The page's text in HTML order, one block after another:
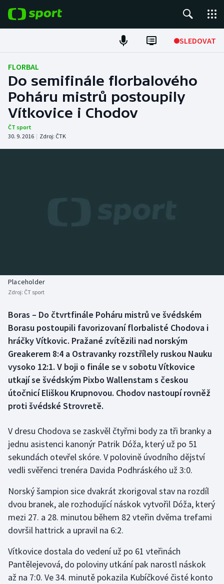
SLEDOVAT
Fotbal
Hokej
Tenis
Atletika
Biatlon
Box
Curling
Dostihy
Florbal
Golf
Gymnastika
Házená
Jezdectví
Krasobruslení
Aplikace ČT sport
FLORBAL
Do semifinále florbalového
Poháru mistrů postoupily
Vítkovice i Chodov
ČT sport
30. 9. 2016 | Zdroj: ČTK
Placeholder
Zdroj: ČT sport
Boras – Do čtvrtfinále Poháru mistrů ve švédském
Borasu postoupili favorizovaní florbalisté Chodova i
hráčky Vítkovic. Pražané zvítězili nad norským
Greakerem 8:4 a Ostravanky rozstřílely ruskou Nauku
vysoko 12:1. V boji o finále se v sobotu Vítkovice
utkají se švédským Pixbo Wallenstam s českou
útočnicí Eliškou Krupnovou. Chodov nastoupí rovněž
proti švédské Strovretě.
V dresu Chodova se zaskvěl čtyřmi body za tři branky a
jednu asistenci kanonýr Patrik Dóža, který už po 51
sekundách otevřel skóre. V polovině úvodního dějství
vedli svěřenci trenéra Davida Podhráského už 3:0.
Norský šampion sice dvakrát zkorigoval stav na rozdíl
dvou branek, ale rozhodující náskok vytvořil Dóža, který
mezi 27. a 28. minutou během 82 vteřin dvěma trefami
dovršil hattrick a upravil na 6:2.
Vítkovice dostala do vedení už po 61 vteřinách
Pantělejevová, do poloviny utkání pak narostl náskok
až na 7:0. Ve 34. minutě pokazila Kubíčkové čisté konto